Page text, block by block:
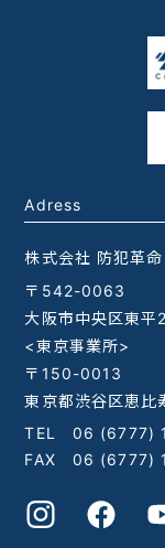
Adress
株式会社 防犯革命
〒542-0063
大阪市中央区東
<東京事業所>
〒150-0013
東京都渋谷区恵
TEL 06 (6777)
FAX 06 (6777)